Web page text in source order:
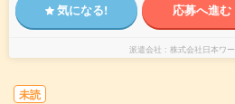
気になる! 応募へ進む
派遣会社 株式会社日本ワ
未読